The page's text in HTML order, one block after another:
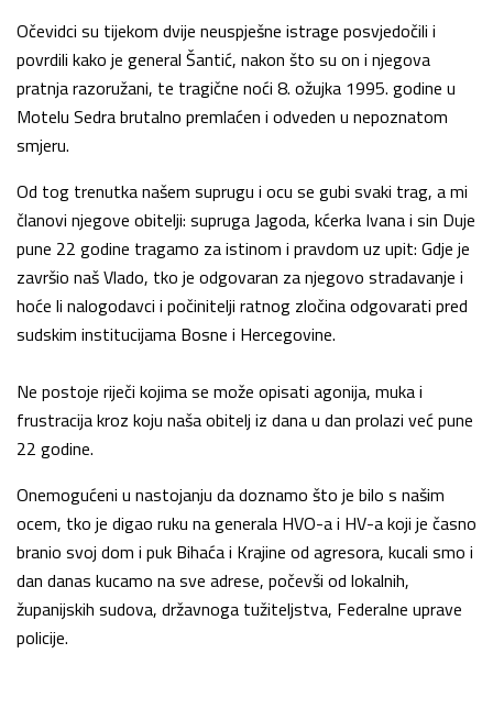
Očevidci su tijekom dvije neuspješne istrage posvjedočili i
povrdili kako je general Šantić, nakon što su on i njegova
pratnja razoružani, te tragične noći 8. ožujka 1995. godine u
Motelu Sedra brutalno premlaćen i odveden u nepoznatom
smjeru.
Od tog trenutka našem suprugu i ocu se gubi svaki trag, a mi
članovi njegove obitelji: supruga Jagoda, kćerka Ivana i sin Duje
pune 22 godine tragamo za istinom i pravdom uz upit: Gdje je
završio naš Vlado, tko je odgovaran za njegovo stradavanje i
hoće li nalogodavci i počinitelji ratnog zločina odgovarati pred
sudskim institucijama Bosne i Hercegovine.
Ne postoje riječi kojima se može opisati agonija, muka i
frustracija kroz koju naša obitelj iz dana u dan prolazi već pune
22 godine.
Onemogućeni u nastojanju da doznamo što je bilo s našim
ocem, tko je digao ruku na generala HVO-a i HV-a koji je časno
branio svoj dom i puk Bihaća i Krajine od agresora, kucali smo i
dan danas kucamo na sve adrese, počevši od lokalnih,
županijskih sudova, državnoga tužiteljstva, Federalne uprave
policije.